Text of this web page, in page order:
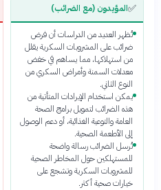
✅المؤيدون (مع الضرائب)
تُظهر العديد من الدراسات أن فرض
ضرائب على المشروبات السكرية يقلل
من استهلاكها، مما يساهم في خفض
معدلات السمنة وأمراض السكري من
النوع الثاني.
يمكن استخدام الإيرادات المتأتية من
هذه الضرائب لتمويل برامج الصحة
العامة والتوعية الغذائية، أو دعم الوصول
إلى الأطعمة الصحية.
تُرسل الضرائب رسالة واضحة
للمستهلكين حول المخاطر الصحية
للمشروبات السكرية وتشجع على
خيارات صحية أكثر.